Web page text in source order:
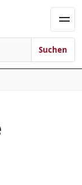
Suchen